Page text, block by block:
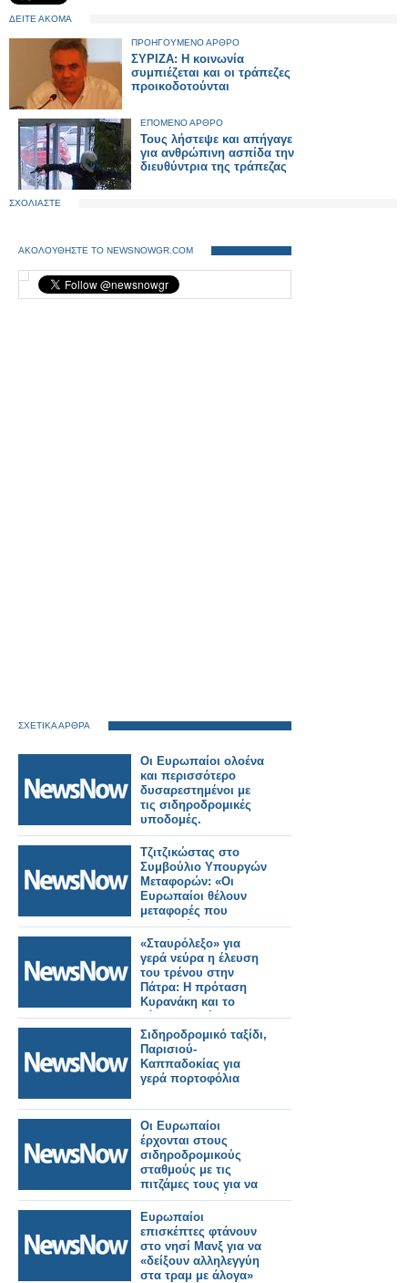
ΔΕΙΤΕ ΑΚΟΜΑ
ΠΡΟΗΓΟΥΜΕΝΟ ΑΡΘΡΟ
ΣΥΡΙΖΑ: Η κοινωνία
συμπιέζεται και οι τράπεζες
προικοδοτούνται
ΕΠΟΜΕΝΟ ΑΡΘΡΟ
Τους λήστεψε και απήγαγε
για ανθρώπινη ασπίδα την
διευθύντρια της τράπεζας
ΣΧΟΛΙΑΣΤΕ
ΑΚΟΛΟΥΘΗΣΤΕ ΤΟ NEWSNOWGR.COM
ΣΧΕΤΙΚΑ ΑΡΘΡΑ
Οι Ευρωπαίοι ολοένα
και περισσότερο
δυσαρεστημένοι με
τις σιδηροδρομικές
υποδομές.
Τζιτζικώστας στο
Συμβούλιο Υπουργών
Μεταφορών: «Οι
Ευρωπαίοι θέλουν
μεταφορές που
εμπιστεύονται».
«Σταυρόλεξο» για
γερά νεύρα η έλευση
του τρένου στην
Πάτρα: Η πρόταση
Κυρανάκη και το
«όχι» του Δήμου
Σιδηροδρομικό ταξίδι,
Παρισιού-
Καππαδοκίας για
γερά πορτοφόλια
Οι Ευρωπαίοι
έρχονται στους
σιδηροδρομικούς
σταθμούς με τις
πιτζάμες τους για να
διαμαρτυρηθούν για
την ακύρωση των
νυχτερινών τρένων
Ευρωπαίοι
επισκέπτες φτάνουν
στο νησί Μανξ για να
«δείξουν αλληλεγγύη
στα τραμ με άλογα»